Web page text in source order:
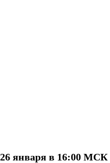
26 января в 16:00 МСК